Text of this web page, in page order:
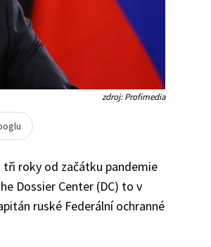
zdroj: Profimedia
roky od začátku pandemie
Dossier Center (DC) to v
ruské Federální ochranné